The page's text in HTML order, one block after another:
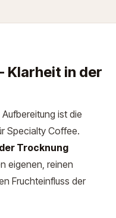
Klarheit in der
ist die
Specialty Coffee.
Trocknung
eigenen, reinen
Fruchteinfluss der